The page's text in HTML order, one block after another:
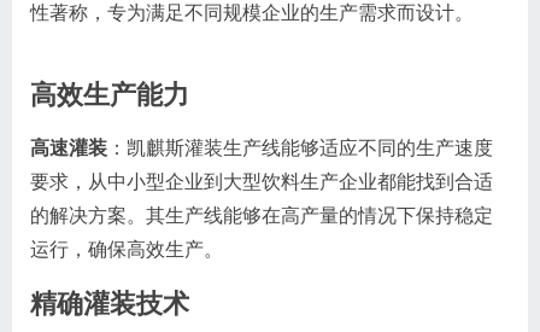
性著称，专为满足不同规模企业的生产需求而设计。
高效生产能力
高速灌装 ：凯麒斯灌装生产线能够适应不同的生产速度
要求，从中小型企业到大型饮料生产企业都能找到合适
的解决方案。其生产线能够在高产量的情况下保持稳定
运行，确保高效生产。
精确灌装技术